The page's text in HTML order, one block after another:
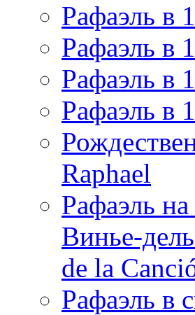
Рафаэль в
Рафаэль в
Рафаэль в
Рафаэль в
Raphael
Рафаэль
Винье-
de la
Рафаэль в